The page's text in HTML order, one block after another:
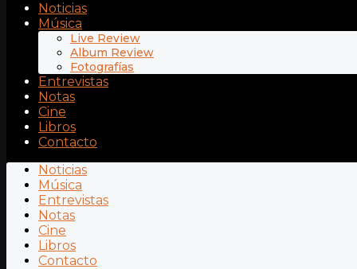
Noticias
Música
Live Review
Album Review
Fotografías
Entrevistas
Notas
Cine
Libros
Contacto
Noticias
Música
Entrevistas
Notas
Cine
Libros
Contacto